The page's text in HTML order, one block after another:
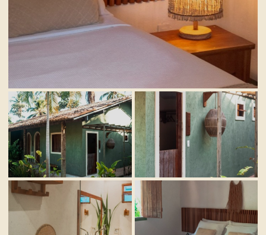
VISTA GERAL
INTERIOR